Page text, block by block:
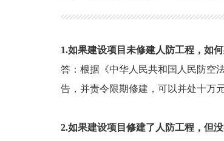
1.如果建设项目未修建人防工程，如
答：根据《中华人民共和国人民防空
告，并责令限期修建，可以并处十万
2.如果建设项目修建了人防工程，但